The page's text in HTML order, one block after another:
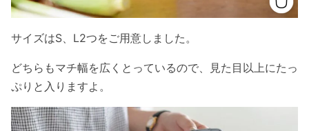
サイズはS、L2つをご用意しました。
どちらもマチ幅を広くとっているので、見た目以上にたっ
ぷりと入りますよ。